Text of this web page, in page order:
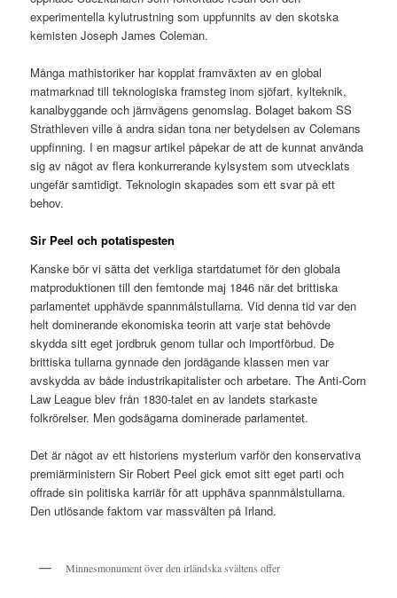
experimentella kylutrustning som uppfunnits av den skotska
kemisten Joseph James Coleman.
Många mathistoriker har kopplat framväxten av en global
matmarknad till teknologiska framsteg inom sjöfart, kylteknik,
kanalbyggande och järnvägens genomslag. Bolaget bakom SS
Strathleven ville å andra sidan tona ner betydelsen av Colemans
uppfinning. I en magsur artikel påpekar de att de kunnat använda
sig av något av flera konkurrerande kylsystem som utvecklats
ungefär samtidigt. Teknologin skapades som ett svar på ett
behov.
Sir Peel och potatispesten
Kanske bör vi sätta det verkliga startdatumet för den globala
matproduktionen till den femtonde maj 1846 när det brittiska
parlamentet upphävde spannmålstullarna. Vid denna tid var den
helt dominerande ekonomiska teorin att varje stat behövde
skydda sitt eget jordbruk genom tullar och importförbud. De
brittiska tullarna gynnade den jordägande klassen men var
avskydda av både industrikapitalister och arbetare. The Anti-Corn
Law League blev från 1830-talet en av landets starkaste
folkrörelser. Men godsägarna dominerade parlamentet.
Det är något av ett historiens mysterium varför den konservativa
premiärministern Sir Robert Peel gick emot sitt eget parti och
offrade sin politiska karriär för att upphäva spannmålstullarna.
Den utlösande faktorn var massvälten på Irland.
Minnesmonument över den irländska svältens offer